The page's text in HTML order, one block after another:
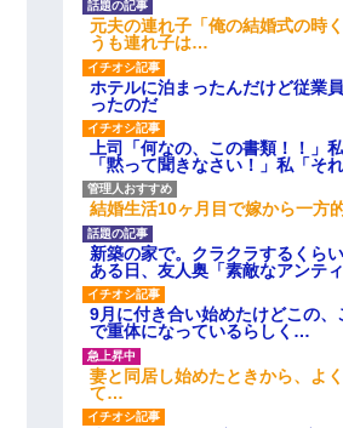
元夫の連れ子「俺の結婚式の時
うも連れ子は…
ホテルに泊まったんだけど従業
ったのだ
上司「何なの、この書類！！
「黙って聞きなさい！」私「
結婚生活10ヶ月目で嫁から一方
新築の家で。クラクラするくら
ある日、友人奥「素敵なアンテ
9月に付き合い始めたけどこの
で重体になっているらしく…
妻と同居し始めたときから、よ
て…